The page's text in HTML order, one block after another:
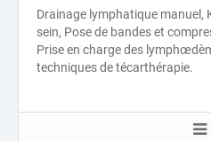
Drainage lymphatique manuel,
sein, Pose de bandes et
Prise en charge des
techniques de técarthérapie.